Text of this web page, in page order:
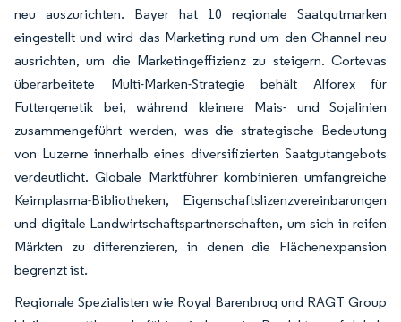
neu auszurichten. Bayer hat 10 regionale Saatgutmarken
eingestellt und wird das Marketing rund um den Channel neu
ausrichten, um die Marketingeffizienz zu steigern. Cortevas
überarbeitete Multi-Marken-Strategie behält Alforex für
Futtergenetik bei, während kleinere Mais- und Sojalinien
zusammengeführt werden, was die strategische Bedeutung
von Luzerne innerhalb eines diversifizierten Saatgutangebots
verdeutlicht. Globale Marktführer kombinieren umfangreiche
Keimplasma-Bibliotheken, Eigenschaftslizenzvereinbarungen
und digitale Landwirtschaftspartnerschaften, um sich in reifen
Märkten zu differenzieren, in denen die Flächenexpansion
begrenzt ist.
Regionale Spezialisten wie Royal Barenbrug und RAGT Group